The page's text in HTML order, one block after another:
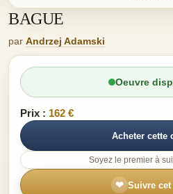
BAGUE
par Andrzej Adamski
Oeuvre
Prix : 162 €
Acheter cette
Soyez le premier à
❤ Suivre